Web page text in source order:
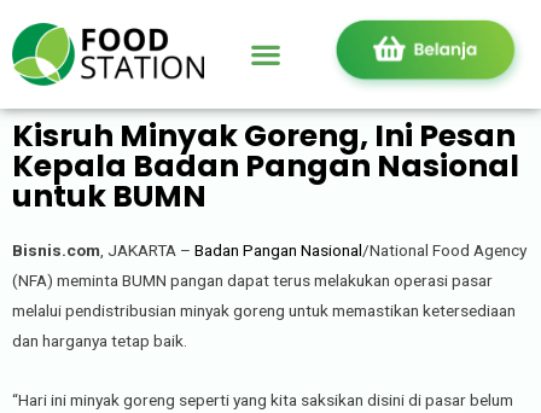
Kisruh Minyak Goreng, Ini Pesan
Kepala Badan Pangan Nasional
untuk BUMN
Bisnis.com , JAKARTA – Badan Pangan Nasional/National Food Agency
(NFA) meminta BUMN pangan dapat terus melakukan operasi pasar
melalui pendistribusian minyak goreng untuk memastikan ketersediaan
dan harganya tetap baik.
“Hari ini minyak goreng seperti yang kita saksikan disini di pasar belum